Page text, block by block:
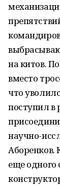
на китов.
вместо
что
поступил в
научно-
Аборенков.
еще одного